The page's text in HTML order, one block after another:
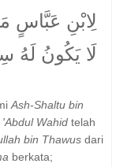
لِابْنِ عَبَّاسٍ
لَا يَكُونُ لَهُ
Ash-Shaltu bin
'Abdul Wahid telah
bin Thawus dari
berkata;